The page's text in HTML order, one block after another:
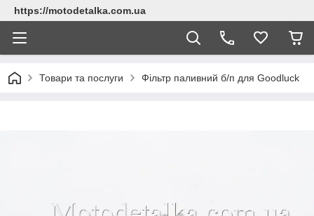
https://motodetalka.com.ua
Товари та послуги Фільтр паливний б/п для Goodluck